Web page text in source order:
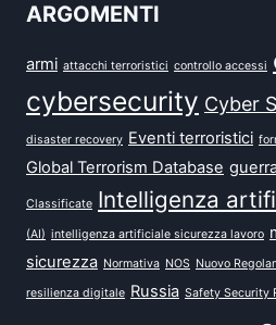
ARGOMENTI
armi attacchi terroristici controllo accessi
cybersecurity Cyber
disaster recovery Eventi terroristici
Global Terrorism Database
Classificate Intelligenza
(AI) intelligenza artificiale sicurezza lavoro
sicurezza Normativa NOS Nuovo
resilienza digitale Russia Safety Security